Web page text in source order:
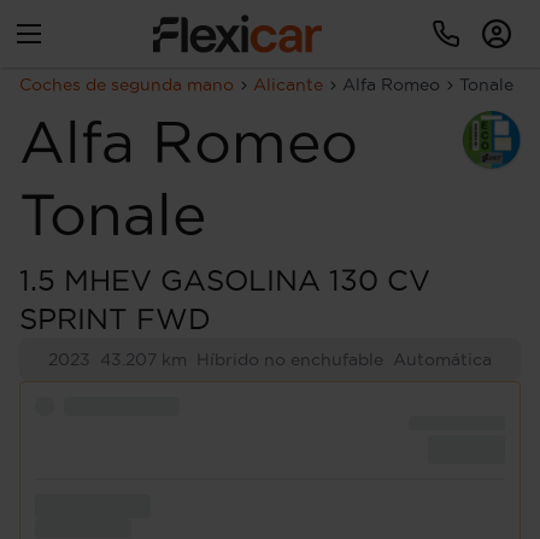
Coches de segunda mano Alicante Alfa Romeo Tonale
Alfa Romeo
Tonale
1.5 MHEV GASOLINA 130 CV
SPRINT FWD
2023 43.207 km Híbrido no enchufable Automática